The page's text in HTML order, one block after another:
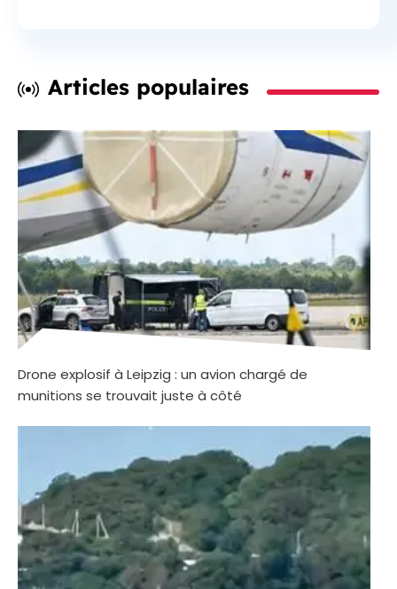
Articles populaires
Drone explosif à Leipzig : un avion chargé de
munitions se trouvait juste à côté